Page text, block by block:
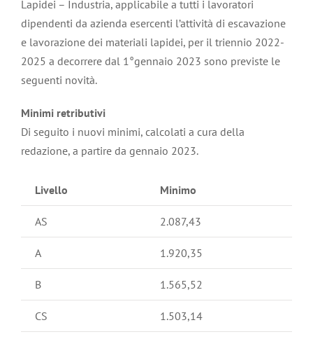
Lapidei – Industria, applicabile a tutti i lavoratori
dipendenti da azienda esercenti l’attività di escavazione
e lavorazione dei materiali lapidei, per il triennio 2022-
2025 a decorrere dal 1°gennaio 2023 sono previste le
seguenti novità.
Minimi retributivi
Di seguito i nuovi minimi, calcolati a cura della
redazione, a partire da gennaio 2023.
Livello Minimo
AS 2.087,43
A 1.920,35
B 1.565,52
CS 1.503,14